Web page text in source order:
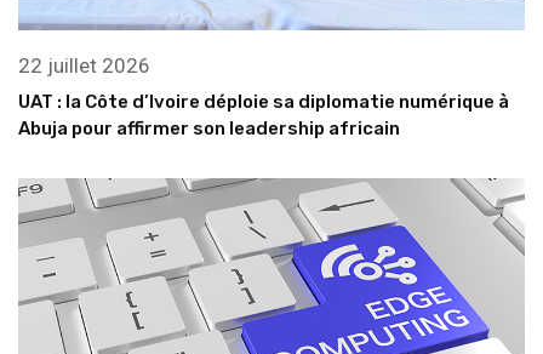
22 juillet 2026
UAT : la Côte d’Ivoire déploie sa diplomatie numérique à
Abuja pour affirmer son leadership africain